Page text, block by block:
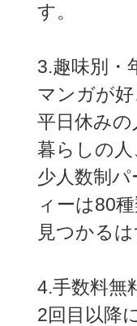
す。
3.趣味別・
マンガが
平日休み
暮らしの
少人数制
ィーは80
見つかる
4.手数料無
2回目以降